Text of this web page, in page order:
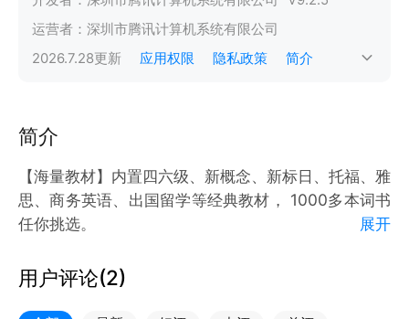
运营者： 深圳市腾讯计算机系统有限公司
2026.7.28更新 应用权限 隐私政策 简介
简介
【海量教材】内置四六级、新概念、新标日、托福、雅
思、商务英语、出国留学等经典教材， 1000多本词书
任你挑选。
听说练习及高仿真模拟试题。
【专项练习】涵盖了词汇、语法、听力、口语、阅读和
展开
用户评论(2)